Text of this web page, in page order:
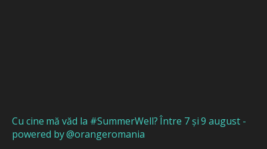
Cu cine mă văd la #SummerWell? Între 7 și 9 august -
powered by @orangeromania